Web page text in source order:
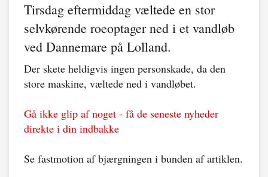
Tirsdag eftermiddag væltede en stor
selvkørende roeoptager ned i et vandløb
ved Dannemare på Lolland.
Der skete heldigvis ingen personskade, da den
store maskine, væltede ned i vandløbet.
Gå ikke glip af noget - få de seneste nyheder
direkte i din indbakke
Se fastmotion af bjærgningen i bunden af artiklen.